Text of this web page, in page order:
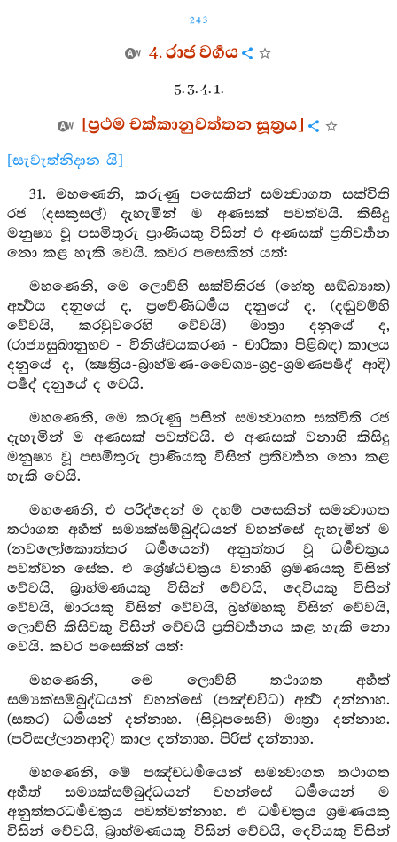
243
4. රාජ වර්‍ගය
5. 3. 4. 1.
[ප්‍රථම චක්කානුවත්තන සූත්‍රය]
[සැවැත්නිදාන යි]
31. මහණෙනි, කරුණු පසෙකින් සමන්‍වාගත සක්විති
රජ (දසකුසල්) දැහැමින් ම අණසක් පවත්වයි. කිසිදු
මනුෂ්‍ය වූ පසමිතුරු ප්‍රාණියකු විසින් එ අණසක් ප්‍රතිවර්‍තන
නො කළ හැකි වෙයි. කවර පසෙකින් යත්:
මහණෙනි, මෙ ලොව්හි සක්විතිරජ (හේතු සඞ්ඛ්‍යාත)
අර්‍ත්‍ථය දනුයේ ද, ප්‍රවේණිධර්‍මය දනුයේ ද, (දඬුවම්හි
වේවයි, කරවුවරෙහි වේවයි) මාත්‍රා දනුයේ ද,
(රාජ්‍යසුඛානුභව - විනිශ්චයකරණ - චාරිකා පිළිබඳ) කාලය
දනුයේ ද, (ක්‍ෂත්‍රිය-බ්‍රාහ්මණ-වෛශ්‍ය-ශ්‍රද්‍ර-ශ්‍රමණපර්‍ෂද් ආදි)
පර්‍ෂද් දනුයේ ද වෙයි.
මහණෙනි, මෙ කරුණු පසින් සමන්‍වාගත සක්විති රජ
දැහැමින් ම අණසක් පවත්වයි. එ අණසක් වනාහි කිසිදු
මනුෂ්‍ය වූ පසමිතුරු ප්‍රාණියකු විසින් ප්‍රතිවර්‍තන නො කළ
හැකි වෙයි.
මහණෙනි, එ පරිද්දෙන් ම දහම් පසෙකින් සමන්‍වාගත
තථාගත අර්‍හත් සම්‍යක්සම්බුද්ධයන් වහන්සේ දැහැමින් ම
(නවලෝකොත්තර ධර්‍මයෙන්) අනුත්තර වූ ධර්‍මචක්‍රය
පවත්වන සේක. එ ශ්‍රේෂ්ඨචක්‍රය වනාහි ශ්‍රමණයකු විසින්
වේවයි, බ්‍රාහ්මණයකු විසින් වේවයි, දෙවියකු විසින්
වේවයි, මාරයකු විසින් වේවයි, බ්‍රහ්මහකු විසින් වේවයි,
ලොව්හි කිසිවකු විසින් වේවයි ප්‍රතිවර්‍තනය කළ හැකි නො
වෙයි. කවර පසෙකින් යත්:
මහණෙනි, මෙ ලොව්හි තථාගත අර්‍හත්
සම්‍යක්සම්බුද්ධයන් වහන්සේ (පඤ්චවිධ) අර්‍ත්‍ථ දන්නාහ.
(සතර) ධර්‍මයන් දන්නාහ. (සිවුපසෙහි) මාත්‍රා දන්නාහ.
(පටිසල්ලානආදි) කාල දන්නාහ. පිරිස් දන්නාහ.
මහණෙනි, මේ පඤ්චධර්‍මයෙන් සමන්‍වාගත තථාගත
අර්‍හත් සම්‍යක්සම්බුද්ධයන් වහන්සේ ධර්‍මයෙන් ම
අනුත්තරධර්‍මචක්‍රය පවත්වන්නාහ. එ ධර්‍මචක්‍රය ශ්‍රමණයකු
විසින් වේවයි, බ්‍රාහ්මණයකු විසින් වේවයි, දෙවියකු විසින්